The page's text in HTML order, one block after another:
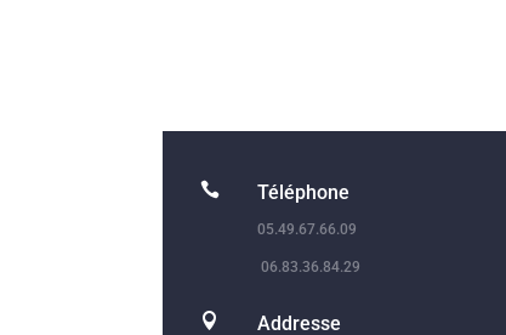
 Téléphone
05.49.67.66.09
06.83.36.84.29
 Addresse